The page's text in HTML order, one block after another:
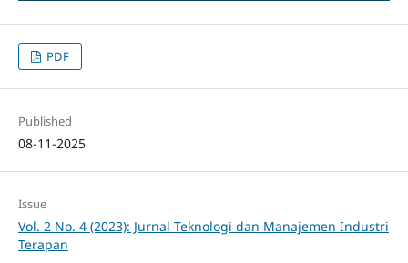
PDF
Published
08-11-2025
Issue
Vol. 2 No. 4 (2023): Jurnal Teknologi dan Manajemen Industri
Terapan